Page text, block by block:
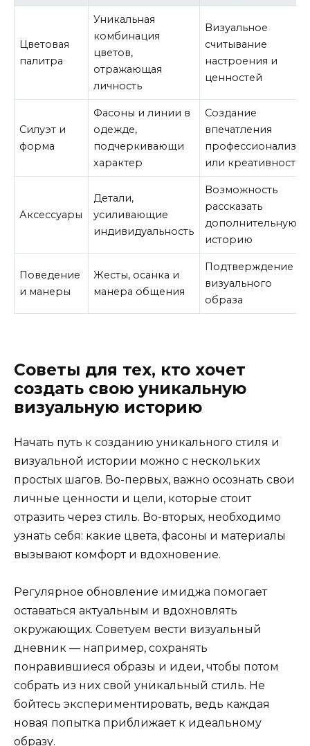
Цветовая
палитра
Уникальная
комбинация
цветов,
отражающая
личность
Визуальное
считывание
настроения и
ценностей
Силуэт и
форма
Фасоны и линии в
одежде,
подчеркивающи
характер
Создание
впечатления
профессионализма
или креативности
Аксессуары
Детали,
усиливающие
индивидуальность
Возможность
рассказать
дополнительную
историю
Поведение
и манеры
Жесты, осанка и
манера общения
Подтверждение
визуального
образа
Советы для тех, кто хочет
создать свою уникальную
визуальную историю
Начать путь к созданию уникального стиля и
визуальной истории можно с нескольких
простых шагов. Во-первых, важно осознать свои
личные ценности и цели, которые стоит
отразить через стиль. Во-вторых, необходимо
узнать себя: какие цвета, фасоны и материалы
вызывают комфорт и вдохновение.
Регулярное обновление имиджа помогает
оставаться актуальным и вдохновлять
окружающих. Советуем вести визуальный
дневник — например, сохранять
понравившиеся образы и идеи, чтобы потом
собрать из них свой уникальный стиль. Не
бойтесь экспериментировать, ведь каждая
новая попытка приближает к идеальному
образу.